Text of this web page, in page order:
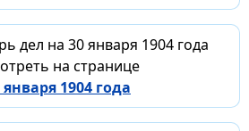
дел на 30 января 1904 года
на странице
1904 года